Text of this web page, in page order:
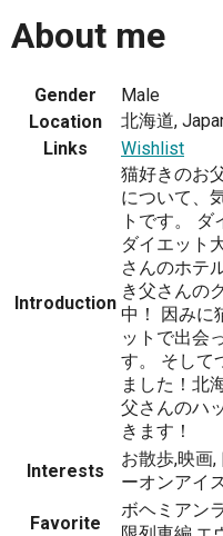
About me
Gender
Male
Location
北海道,
Links
Wishlist
Introduction
猫好きのお
について、
トです。
ダイエット
さんのホテ
き父さんの
中！ 因みに
ットで出会
す。 そして
ました！北
父さんのハ
きます！
Interests
お散歩,映画
ーオンアイ
Favorite
ボヘミアン